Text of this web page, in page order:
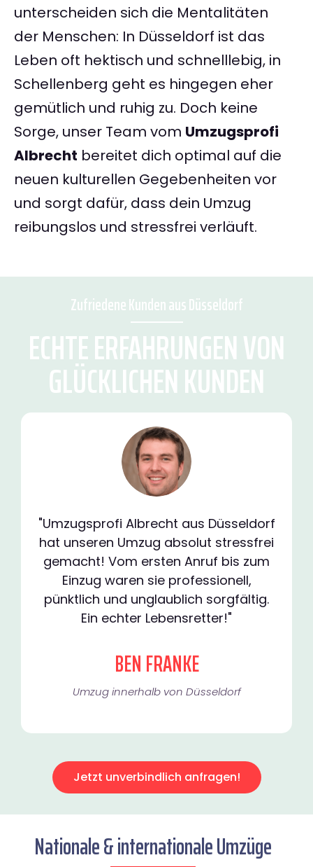
unterscheiden sich die Mentalitäten
der Menschen: In Düsseldorf ist das
Leben oft hektisch und schnelllebig, in
Schellenberg geht es hingegen eher
gemütlich und ruhig zu. Doch keine
Sorge, unser Team vom Umzugsprofi
Albrecht bereitet dich optimal auf die
neuen kulturellen Gegebenheiten vor
und sorgt dafür, dass dein Umzug
reibungslos und stressfrei verläuft.
Zufriedene Kunden aus Düsseldorf
ECHTE ERFAHRUNGEN VON
GLÜCKLICHEN KUNDEN
"Umzugsprofi Albrecht aus Düsseldorf
hat unseren Umzug absolut stressfrei
gemacht! Vom ersten Anruf bis zum
Einzug waren sie professionell,
pünktlich und unglaublich sorgfältig.
Ein echter Lebensretter!"
BEN FRANKE
Umzug innerhalb von Düsseldorf​
Jetzt unverbindlich anfragen!
Nationale & internationale Umzüge